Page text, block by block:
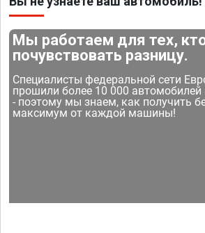
Мы работаем для тех,
почувствовать разницу.
Специалисты федеральной сети
прошили более 10 000
- поэтому мы знаем, как получить
максимум от каждой машины!